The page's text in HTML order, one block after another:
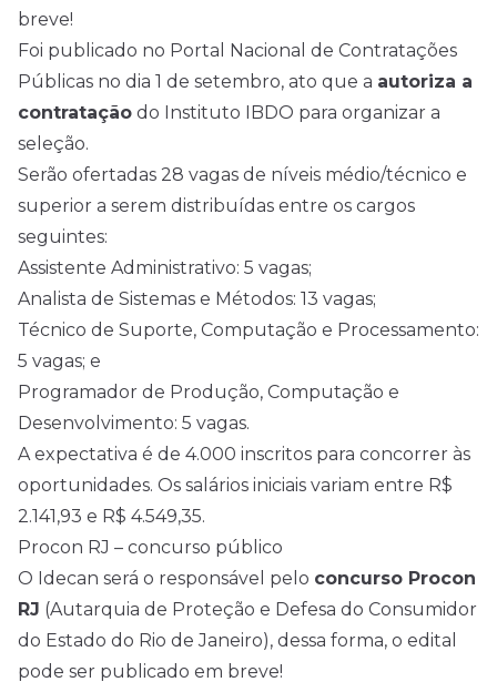
breve!
Foi publicado no Portal Nacional de Contratações
Públicas no dia 1 de setembro, ato que a autoriza a
contratação do Instituto IBDO para organizar a
seleção.
Serão ofertadas 28 vagas de níveis médio/técnico e
superior a serem distribuídas entre os cargos
seguintes:
Assistente Administrativo: 5 vagas;
Analista de Sistemas e Métodos: 13 vagas;
Técnico de Suporte, Computação e Processamento:
5 vagas; e
Programador de Produção, Computação e
Desenvolvimento: 5 vagas.
A expectativa é de 4.000 inscritos para concorrer às
oportunidades. Os salários iniciais variam entre R$
2.141,93 e R$ 4.549,35.
Procon RJ – concurso público
O Idecan será o responsável pelo concurso Procon
RJ (Autarquia de Proteção e Defesa do Consumidor
do Estado do Rio de Janeiro), dessa forma, o edital
pode ser publicado em breve!